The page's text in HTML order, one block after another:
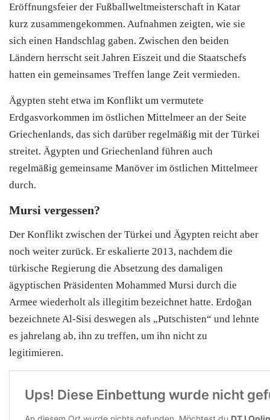
Eröffnungsfeier der Fußballweltmeisterschaft in Katar
kurz zusammengekommen. Aufnahmen zeigten, wie sie
sich einen Handschlag gaben. Zwischen den beiden
Ländern herrscht seit Jahren Eiszeit und die Staatschefs
hatten ein gemeinsames Treffen lange Zeit vermieden.
Ägypten steht etwa im Konflikt um vermutete
Erdgasvorkommen im östlichen Mittelmeer an der Seite
Griechenlands, das sich darüber regelmäßig mit der Türkei
streitet. Ägypten und Griechenland führen auch
regelmäßig gemeinsame Manöver im östlichen Mittelmeer
durch.
Mursi vergessen?
Der Konflikt zwischen der Türkei und Ägypten reicht aber
noch weiter zurück. Er eskalierte 2013, nachdem die
türkische Regierung die Absetzung des damaligen
ägyptischen Präsidenten Mohammed Mursi durch die
Armee wiederholt als illegitim bezeichnet hatte. Erdoğan
bezeichnete Al-Sisi deswegen als „Putschisten“ und lehnte
es jahrelang ab, ihn zu treffen, um ihn nicht zu
legitimieren.